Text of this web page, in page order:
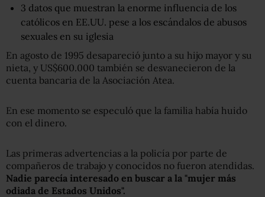
3 datos que muestran la enorme influencia de los
católicos en EE.UU. pese a los escándalos de abusos
sexuales en su iglesia
En agosto de 1995 desapareció junto a su hijo mayor y su
nieta, y US$600.000 también se desvanecieron de la
cuenta bancaria de la Asociación Atea.
En ese momento se especuló que la familia había huido
con el dinero.
Las primeras advertencias a la policía por parte de
compañeros de trabajo y conocidos no fueron atendidas.
Nadie parecía interesado en buscar a la "mujer más
odiada de Estados Unidos".